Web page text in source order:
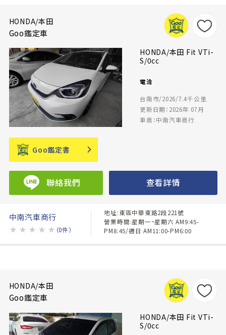
HONDA/本田
Goo鑑定車
HONDA/本田 Fit VTi-
S/0cc
電洽
台南市/2026/7.4千公里
更新日期：2026年 07月
車商：中南汽車商行
Goo鑑定書
聯絡我們 查看詳情
中南汽車商行
★ ★ ★ ★ ★ （0件）
地址:東區中華東路2段221號
營業時間:星期一~星期六 AM9:45-
PM8:45/週日 AM11:00-PM6:00
HONDA/本田
Goo鑑定車
HONDA/本田 Fit VTi-
S/0cc